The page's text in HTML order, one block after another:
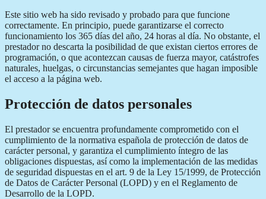
Este sitio web ha sido revisado y probado para que funcione
correctamente. En principio, puede garantizarse el correcto
funcionamiento los 365 días del año, 24 horas al día. No obstante, el
prestador no descarta la posibilidad de que existan ciertos errores de
programación, o que acontezcan causas de fuerza mayor, catástrofes
naturales, huelgas, o circunstancias semejantes que hagan imposible
el acceso a la página web.
Protección de datos personales
El prestador se encuentra profundamente comprometido con el
cumplimiento de la normativa española de protección de datos de
carácter personal, y garantiza el cumplimiento íntegro de las
obligaciones dispuestas, así como la implementación de las medidas
de seguridad dispuestas en el art. 9 de la Ley 15/1999, de Protección
de Datos de Carácter Personal (LOPD) y en el Reglamento de
Desarrollo de la LOPD.